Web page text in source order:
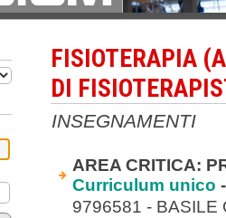
FISIOTERAPIA
DI
INSEGNAMENTI
AREA CRITICA:
Curriculum unico
9796581 - BASILE